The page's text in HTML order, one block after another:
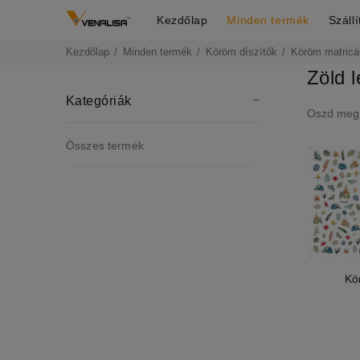
Kezdőlap Minden termék
Kezdőlap Minden termék Köröm díszítők Köröm
Kategóriák
Összes termék
Zöld
Oszd